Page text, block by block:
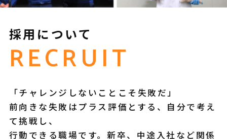
採用について
RECRUIT
「チャレンジしないことこそ失敗だ」
前向きな失敗はプラス評価とする、自分で考え
て挑戦し、
行動できる職場です。新卒、中途入社など関係